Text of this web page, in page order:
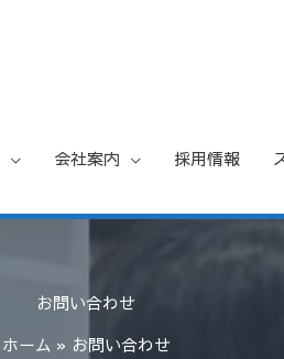
会社案内 採用情報
お問い合わせ
ホーム
お問い合わせ